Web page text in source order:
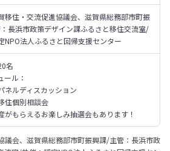
移住・交流促進協議会、滋賀県総務部市町振
長浜市政策デザイン課ふるさと移住交流室/
NPO法人ふるさと回帰支援センター
名
ール：
ネルディスカッション
住個別相談会
がもらえるお楽しみ抽選会もあります！
議会、滋賀県総務部市町振興課/主管：長浜市政